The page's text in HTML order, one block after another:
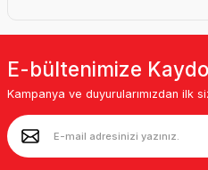
E-bültenimize
Kampanya ve duyurularımızdan ilk